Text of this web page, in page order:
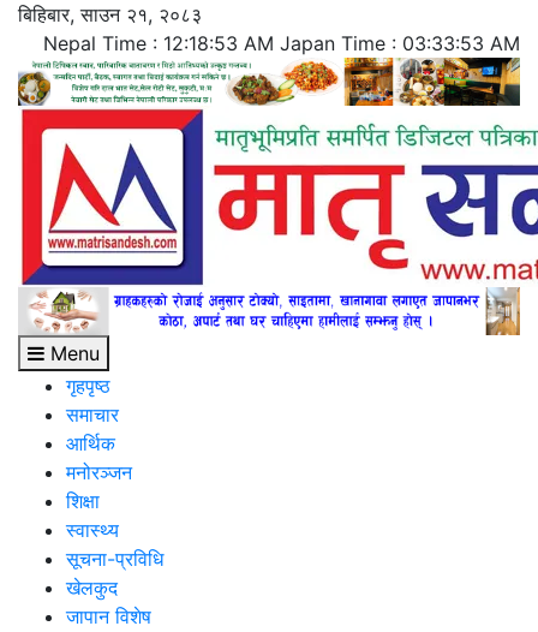
Skip
content
बिहिबार, साउन २१, २०८३
Nepal Time : 12:18:54 AM Japan Time : 03:33:54 AM
Menu
गृहपृष्ठ
समाचार
आर्थिक
मनोरञ्जन
शिक्षा
स्वास्थ्य
सूचना-प्रविधि
खेलकुद
जापान विशेष